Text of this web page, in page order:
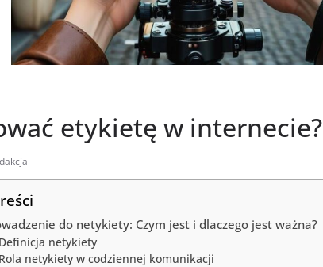
etykietę w internecie?
do netykiety: Czym jest i dlaczego jest ważna?
Definicja netykiety
Rola netykiety w codziennej komunikacji